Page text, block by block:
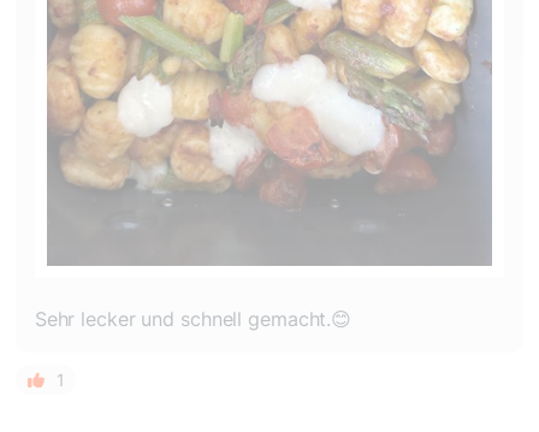
Sehr lecker und schnell gemacht.😊
1